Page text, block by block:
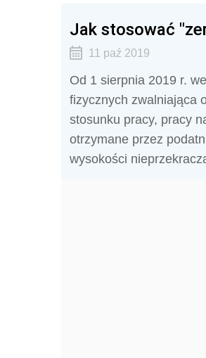
Jak stosować
11 paź 2019
Od 1 sierpnia 2019 r.
fizycznych zwalniająca
stosunku pracy, pracy
otrzymane przez
wysokości